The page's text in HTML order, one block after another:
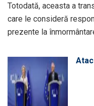
Totodată, aceasta a
care le consideră
prezente la